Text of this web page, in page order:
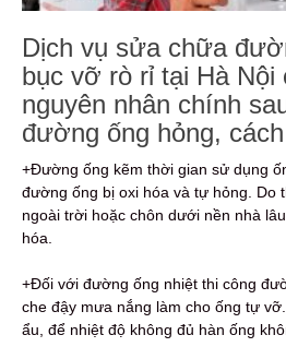
Dịch vụ sửa chữa
bục vỡ rò rỉ tại Hà Nội
nguyên nhân chính
đường ống hỏng,
+Đường ống kẽm thời gian sử dụng
đường ống bị oxi hóa và tự hỏng. Do
ngoài trời hoặc chôn dưới nền nhà
hóa.
+Đối với đường ống nhiệt thi công
che đậy mưa nắng làm cho ống tự
ẩu, để nhiệt độ không đủ hàn ống